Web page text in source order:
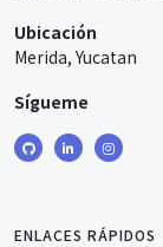
Ubicación
Merida, Yucatan
Sígueme
ENLACES RÁPIDOS